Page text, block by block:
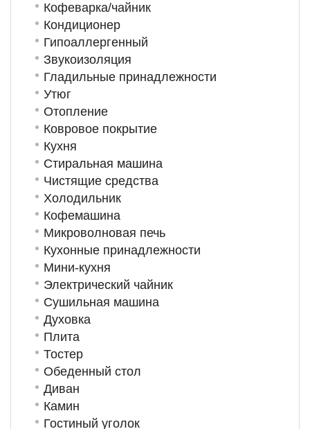
Кофеварка/чайник
Кондиционер
Гипоаллергенный
Звукоизоляция
Гладильные принадлежности
Утюг
Отопление
Ковровое покрытие
Кухня
Стиральная машина
Чистящие средства
Холодильник
Кофемашина
Микроволновая печь
Кухонные принадлежности
Мини-кухня
Электрический чайник
Сушильная машина
Духовка
Плита
Тостер
Обеденный стол
Диван
Камин
Гостиный уголок